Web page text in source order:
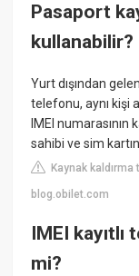
Pasaport
kullanabilir?
Yurt dışından
telefonu, aynı kişi
IMEI
sahibi ve sim
Kaynak kaldırma
blog.obilet.com
IMEI
mi?